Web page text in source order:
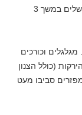
מוסיפים את השעועית למים הרותחים. מבשלים במשך 3
וכורכים
מכל אחד מהירקות (כולל הצנון
סביבו מעט